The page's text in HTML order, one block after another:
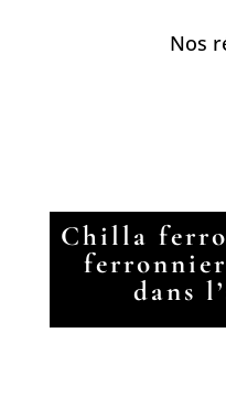
Nos
Chilla
dans